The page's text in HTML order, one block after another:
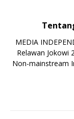
MEDIA
Relawan Jokowi
Non-mainstream